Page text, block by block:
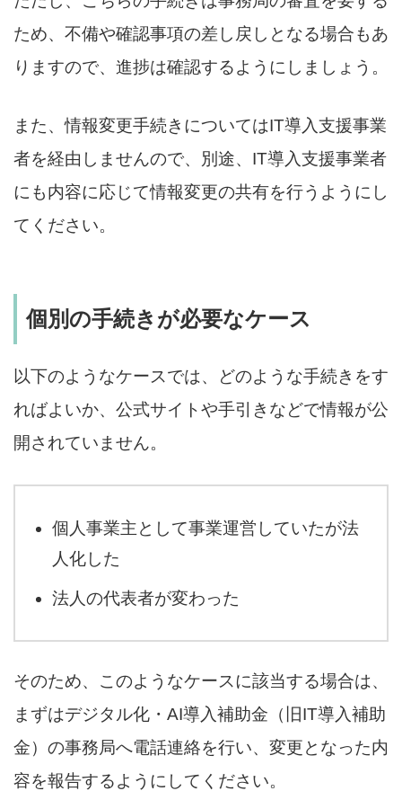
ため、不備や確認事項の差し戻しとなる場合もあ
りますので、進捗は確認するようにしましょう。
また、情報変更手続きについてはIT導入支援事業
者を経由しませんので、別途、IT導入支援事業者
にも内容に応じて情報変更の共有を行うようにし
てください。
個別の手続きが必要なケース
以下のようなケースでは、どのような手続きをす
ればよいか、公式サイトや手引きなどで情報が公
開されていません。
個人事業主として事業運営していたが法
人化した
法人の代表者が変わった
そのため、このようなケースに該当する場合は、
まずはデジタル化・AI導入補助金（旧IT導入補助
金）の事務局へ電話連絡を行い、変更となった内
容を報告するようにしてください。